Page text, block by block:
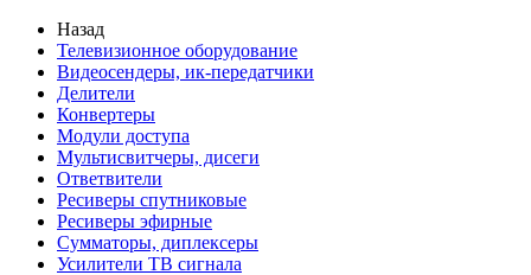
Назад
Телевизионное оборудование
Видеосендеры, ик-передатчики
Делители
Конвертеры
Модули доступа
Мультисвитчеры, дисеги
Ответвители
Ресиверы спутниковые
Ресиверы эфирные
Сумматоры, диплексеры
Усилители ТВ сигнала